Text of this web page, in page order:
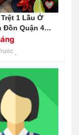
Trệt 1 Lầu Ở
Đồn Quận 4
Chị Giúp Việc
Ạ